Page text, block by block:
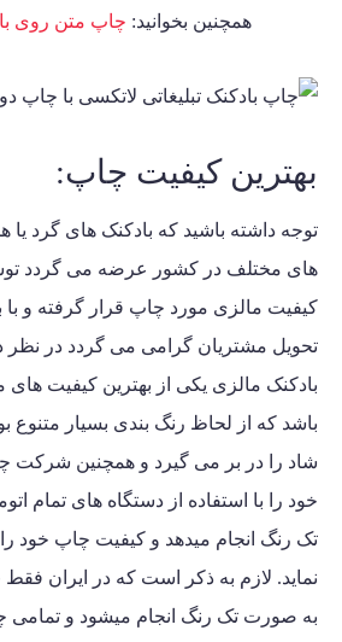
همچنین بخوانید: چاپ متن روی
بهترین کیفیت چاپ:
توجه داشته باشید که بادکنک های گرد یا
های مختلف در کشور عرضه می گردد
کیفیت مالزی مورد چاپ قرار گرفته و
تحویل مشتریان گرامی می گردد در نظر
بادکنک مالزی یکی از بهترین کیفیت
باشد که از لحاظ رنگ بندی بسیار متنوع
شاد را در بر می گیرد و همچنین شرکت
خود را با استفاده از دستگاه های تمام
نماید. لازم به ذکر است که در ایران فقط
به صورت تک رنگ انجام میشود و تمامی